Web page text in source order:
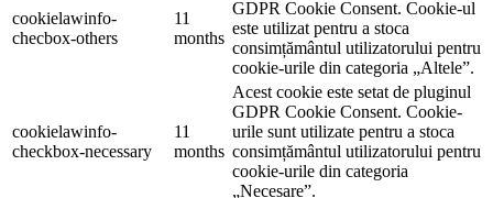
cookielawinfo-
checbox-others
11
months
GDPR Cookie Consent. Cookie-ul
este utilizat pentru a stoca
consimțământul utilizatorului pentru
cookie-urile din categoria „Altele”.
cookielawinfo-
checkbox-necessary
11
months
Acest cookie este setat de pluginul
GDPR Cookie Consent. Cookie-
urile sunt utilizate pentru a stoca
consimțământul utilizatorului pentru
cookie-urile din categoria
„Necesare”.